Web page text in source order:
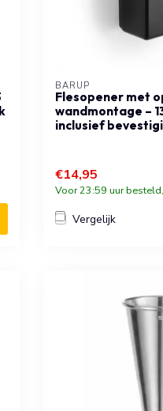
BARUP
Flesopener met
wandmontage –
inclusief
€14,95
Voor 23:59 uur
Vergelijk